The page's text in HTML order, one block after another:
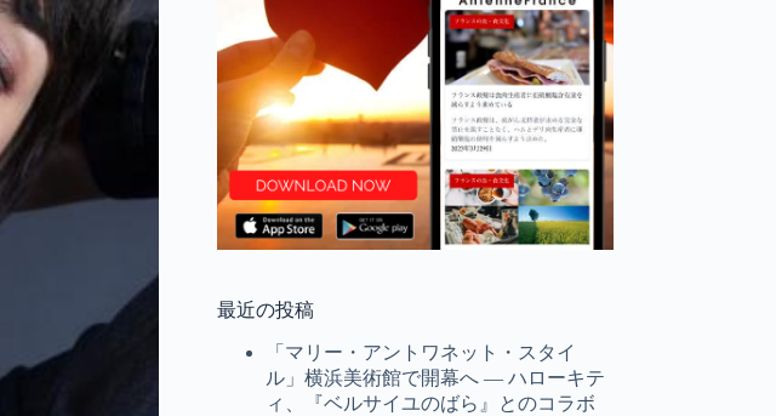
最近の投稿
「マリー・アントワネット・スタイ
ル」横浜美術館で開幕へ ― ハローキテ
ィ、『ベルサイユのばら』とのコラボ